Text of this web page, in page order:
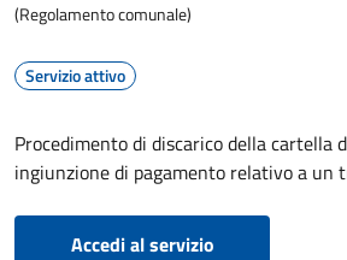
(Regolamento comunale)
Servizio attivo
Procedimento di discarico della cartella
ingiunzione di pagamento relativo a un
Accedi al servizio